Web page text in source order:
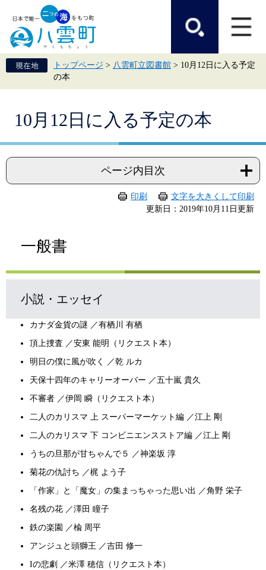
頭
で
飛
ば
て
トップページ > 八雲町立図書館 > 10月12日に入る予定
の本
10月12日に入る予定の本
ページ内目次
印刷
文字を大きくして印刷
更新日：2019年10月11日更新
一般書
小説・エッセイ
カナダ金貨の謎 ／有栖川 有栖
頂上捜査 ／安東 能明（リクエスト本）
明日の僕に風が吹く ／乾 ルカ
天保十四年のキャリーオーバー ／五十嵐 貴久
不審者 ／伊岡 瞬（リクエスト本）
二人のカリスマ 上 スーパーマーケット編 ／江上 剛
二人のカリスマ 下 コンビニエンスストア編 ／江上 剛
うちの旦那が甘ちゃんで５ ／神楽坂 淳
菊花の仇討ち ／梶 よう子
「作家」と「魔女」の集まっちゃった思い出 ／角野 栄子
名残の花 ／澤田 瞳子
鉄の楽園 ／楡 周平
アンジュと頭獅王 ／吉田 修一
Iの悲劇 ／米澤 穂信（リクエスト本）